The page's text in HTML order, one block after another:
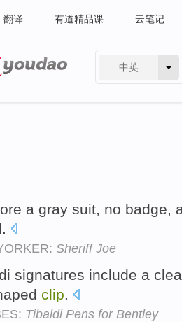
翻译 有道精品课 云笔记
中英
a gray suit, no badge,
Sheriff Joe
signatures include a
clip.
Tibaldi Pens for Bentley